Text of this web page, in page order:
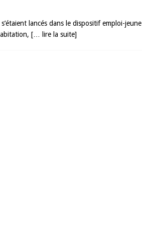
lancés dans le dispositif emploi-jeune
[… lire la suite]